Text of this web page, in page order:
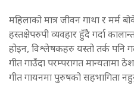
महिलाको मात्र जीवन गाथा र मर्म
हस्तक्षेपरुपी व्यवहार हुँदै गर्दा
होइन, विश्लेषकहरु यस्तो तर्क पनि
गीत गाउँदा परम्परागत
गीत गायनमा पुरुषको सहभागिता